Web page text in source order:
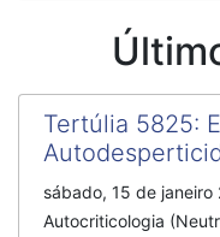
Tertúlia 5825:
sábado, 15 de janeiro
Autocriticologia